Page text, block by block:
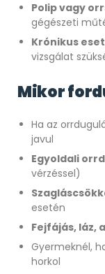
Polip vagy
gégészeti
Krónikus
vizsgálat
Mikor
Ha az
javul
Egyoldali
vérzéssel)
esetén
Fejfájás, láz,
Gyermeknél,
horkol